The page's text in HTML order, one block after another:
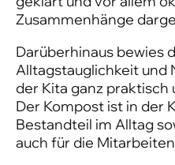
Zusammenhänge
Darüberhinaus bewies
Alltagstauglichkeit und
der Kita ganz
Der Kompost ist in der
Bestandteil im Alltag
auch für die